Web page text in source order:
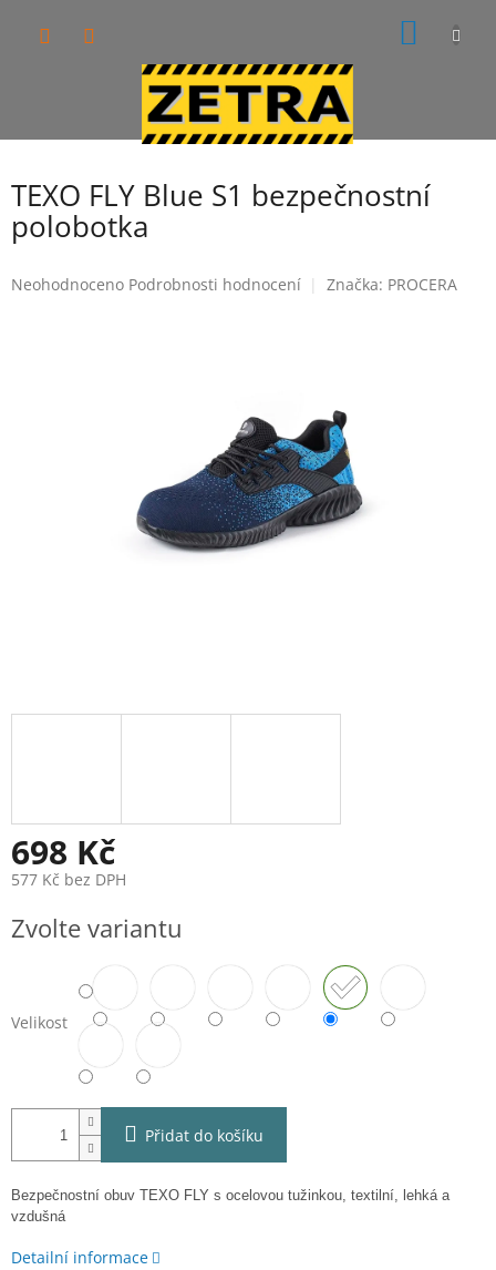
TEXO FLY Blue S1 bezpečnostní
polobotka
Průměrné
Neohodnoceno Podrobnosti hodnocení Značka: PROCERA
698 Kč
577 Kč bez DPH
cena:
Zvolte variantu
Velikost
Přidat do košíku
Bezpečnostní obuv TEXO FLY s ocelovou tužinkou, textilní, lehká a
vzdušná
Detailní informace